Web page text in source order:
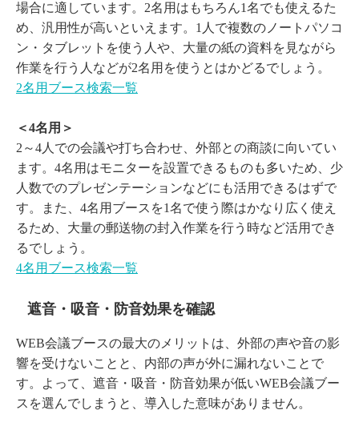
場合に適しています。2名用はもちろん1名でも使えるた
め、汎用性が高いといえます。1人で複数のノートパソコ
ン・タブレットを使う人や、大量の紙の資料を見ながら
作業を行う人などが2名用を使うとはかどるでしょう。
2名用ブース検索一覧
＜4名用＞
2～4人での会議や打ち合わせ、外部との商談に向いてい
ます。4名用はモニターを設置できるものも多いため、少
人数でのプレゼンテーションなどにも活用できるはずで
す。また、4名用ブースを1名で使う際はかなり広く使え
るため、大量の郵送物の封入作業を行う時など活用でき
るでしょう。
4名用ブース検索一覧
遮音・吸音・防音効果を確認
WEB会議ブースの最大のメリットは、外部の声や音の影
響を受けないことと、内部の声が外に漏れないことで
す。よって、遮音・吸音・防音効果が低いWEB会議ブー
スを選んでしまうと、導入した意味がありません。